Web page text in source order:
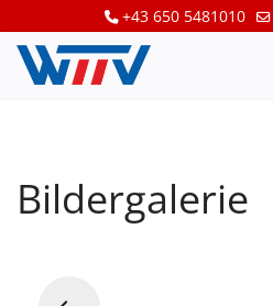
+43 650 5481010
Bildergalerie